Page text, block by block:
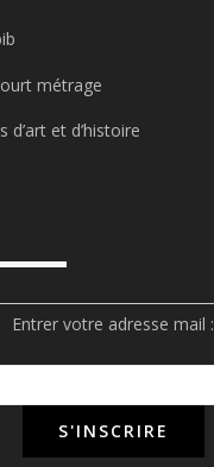
métrage
d’art et d’histoire
Entrer votre adresse mail :